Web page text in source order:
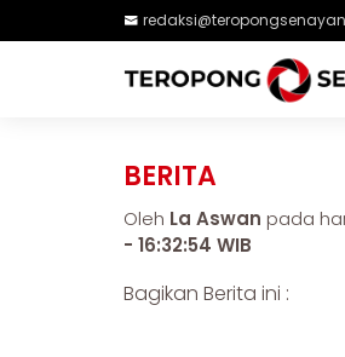
BERITA
Oleh La Aswan pada
- 16:32:54 WIB
Bagikan Berita ini :